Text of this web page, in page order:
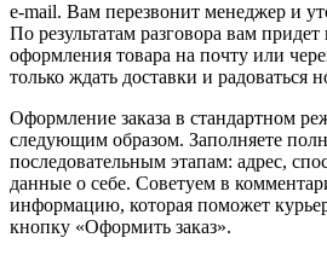
e-mail. Вам перезвонит менеджер и
По результатам разговора вам
оформления товара на почту или
только ждать доставки и радоваться
Оформление заказа в стандартном
следующим образом. Заполняете
последовательным этапам: адрес,
данные о себе. Советуем в
информацию, которая поможет
кнопку «Оформить заказ».